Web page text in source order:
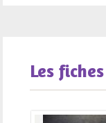
Les